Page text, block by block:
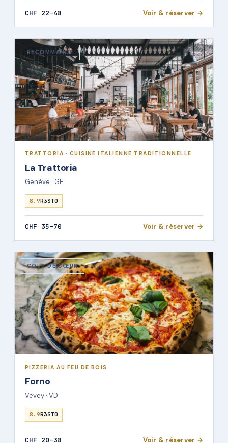
CHF 22–48 Voir & réserver →
RECOMMANDÉ
TRATTORIA · CUISINE ITALIENNE TRADITIONNELLE
La Trattoria
Genève · GE
8.9R3STO
CHF 35–70 Voir & réserver →
COUP DE CŒUR
PIZZERIA AU FEU DE BOIS
Forno
Vevey · VD
8.9R3STO
CHF 20–38 Voir & réserver →